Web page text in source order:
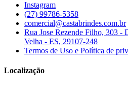
Instagram
(27) 99786-5358
comercial@castabrindes.com.br
Rua Jose Rezende Filho, 303
Velha - ES, 29107-248
Termos de Uso e Política de
Localização